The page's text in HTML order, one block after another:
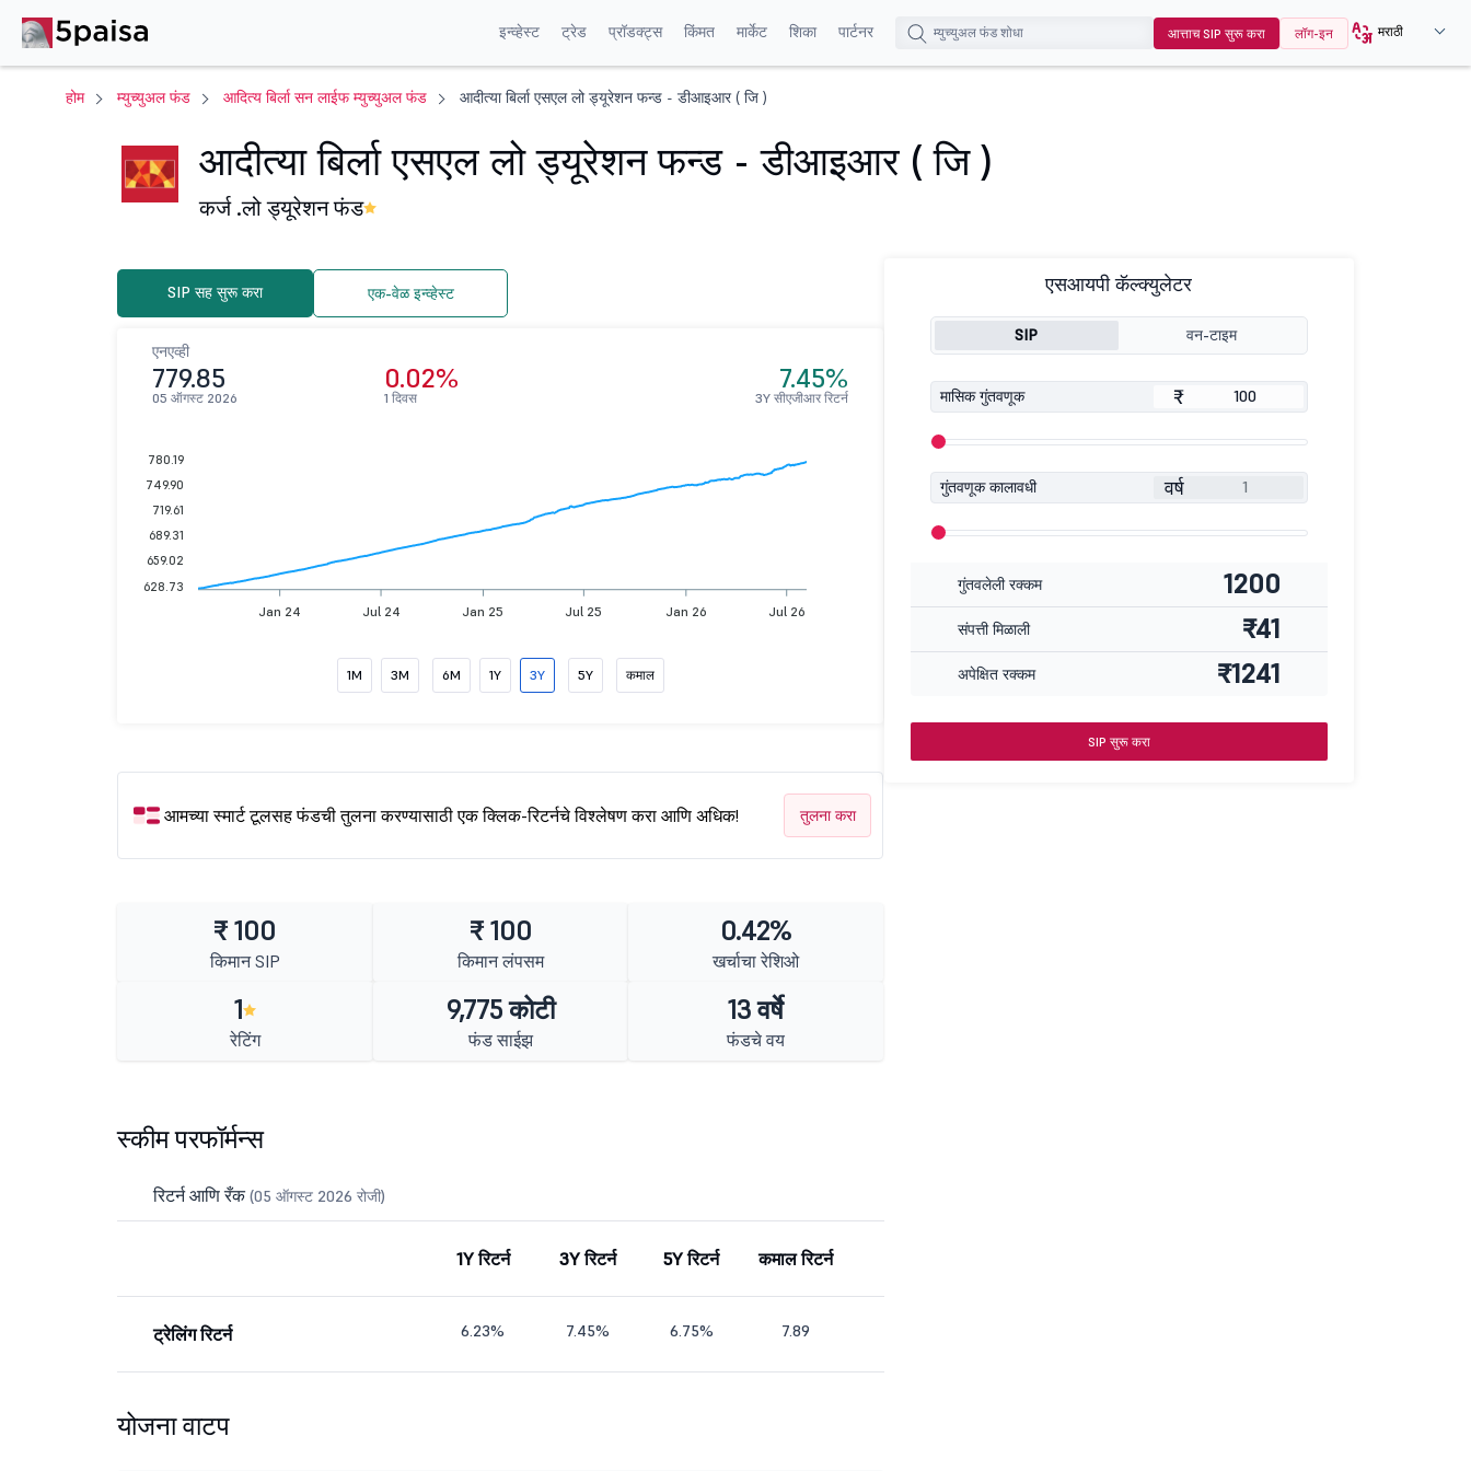
इन्व्हेस्ट ट्रेड प्रॉडक्ट्स किंमत मार्केट शिका पार्टनर आत्ताच SIP सुरू करा लॉग-इन मराठी
होम म्युच्युअल फंड आदित्य बिर्ला सन लाईफ म्युच्युअल फंड आदीत्या बिर्ला एसएल लो ड्यूरेशन फन्ड - डीआइआर ( जि )
आदीत्या बिर्ला एसएल लो ड्यूरेशन फन्ड - डीआइआर ( जि )
कर्ज .लो ड्यूरेशन फंड
SIP सह सुरू करा एक-वेळ इन्व्हेस्ट
एनएव्ही
779.85
05 ऑगस्ट 2026
0.02%
1 दिवस
7.45%
3Y सीएजीआर रिटर्न
Jan 24 Jul 24 Jan 25 Jul 25 Jan 26 Jul 26
780.19
749.90
719.61
689.31
659.02
628.73
1M 3M 6M 1Y 3Y 5Y कमाल
आमच्या स्मार्ट टूलसह फंडची तुलना करण्यासाठी एक क्लिक-रिटर्नचे विश्लेषण करा आणि अधिक! तुलना करा
₹ 100
किमान SIP
₹ 100
किमान लंपसम
0.42%
खर्चाचा रेशिओ
1
रेटिंग
9,775 कोटी
फंड साईझ
13 वर्षे
फंडचे वय
स्कीम परफॉर्मन्स
रिटर्न आणि रँक(05 ऑगस्ट 2026 रोजी)
1Y रिटर्न 3Y रिटर्न 5Y रिटर्न कमाल रिटर्न
ट्रेलिंग रिटर्न 6.23% 7.45% 6.75% 7.89
योजना वाटप
एसआयपी कॅल्क्युलेटर
SIP वन-टाइम
मासिक गुंतवणूक ₹
गुंतवणूक कालावधी वर्ष
गुंतवलेली रक्कम 1200
संपत्ती मिळाली ₹41
अपेक्षित रक्कम ₹1241
SIP सुरू करा